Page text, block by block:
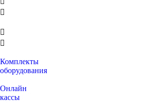
Комплекты
оборудования
Онлайн
кассы